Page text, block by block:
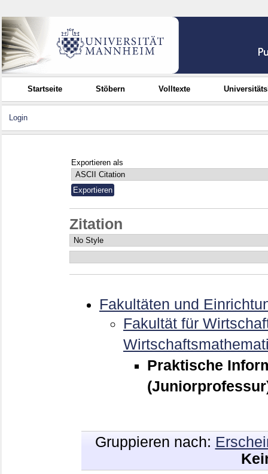
Startseite Stöbern Volltexte
Login
Exportieren als
Zitation
Fakultäten und
Fakultät für
Praktische
Gruppieren nach: